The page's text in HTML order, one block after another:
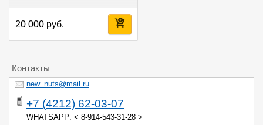
20 000 руб.
Контакты
new_nuts@mail.ru
+7 (4212) 62-03-07
WHATSAPP: < 8-914-543-31-28 >